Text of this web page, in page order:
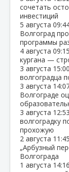
сочетать
инвестиций
5 августа
Волгоград
программы
4 августа 09:15
кургана —
3 августа 15:00
волгоградца
3 августа
Волгограде
3 августа 12:53
волгоградку
прохожую
2 августа 11:45
„Арбузный
Волгограда
1 августа 14:16